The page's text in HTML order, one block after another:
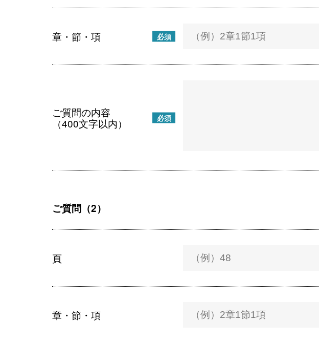
章・節・項 必須
ご質問の内容
（400文字以内）
必須
ご質問（2）
頁
章・節・項